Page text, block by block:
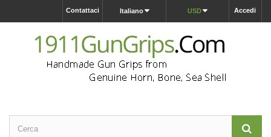
Accedi
USD
Italiano
Contattaci